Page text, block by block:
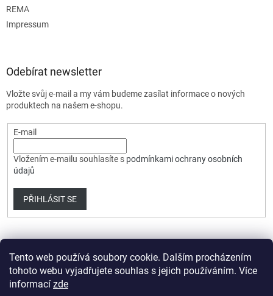
Tento web používá soubory cookie. Dalším procházením
tohoto webu vyjadřujete souhlas s jejich používáním. Více
informací zde
REMA
Impressum
Odebírat newsletter
Vložte svůj e-mail a my vám budeme zasílat informace o nových
produktech na našem e-shopu.
E-mail
Vložením e-mailu souhlasíte s podmínkami ochrany osobních
údajů
PŘIHLÁSIT SE